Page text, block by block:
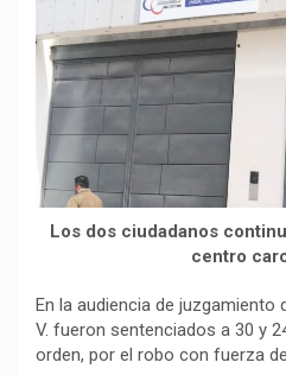
e
b
o
o
k
t
s
A
p
p
e
g
r
a
m
y
L
i
n
p
Los dos ciudadanos
centro
En la audiencia de juzgamiento
V. fueron sentenciados a 30 y
orden, por el robo con fuerza